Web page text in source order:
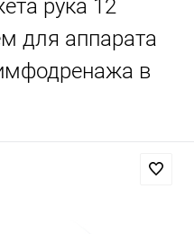
рука 12
для аппарата
в